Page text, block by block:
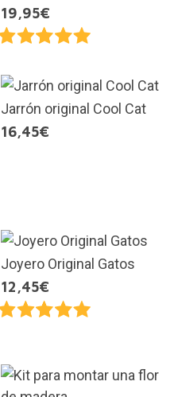
19,95€
Jarrón original Cool Cat
16,45€
Joyero Original Gatos
12,45€